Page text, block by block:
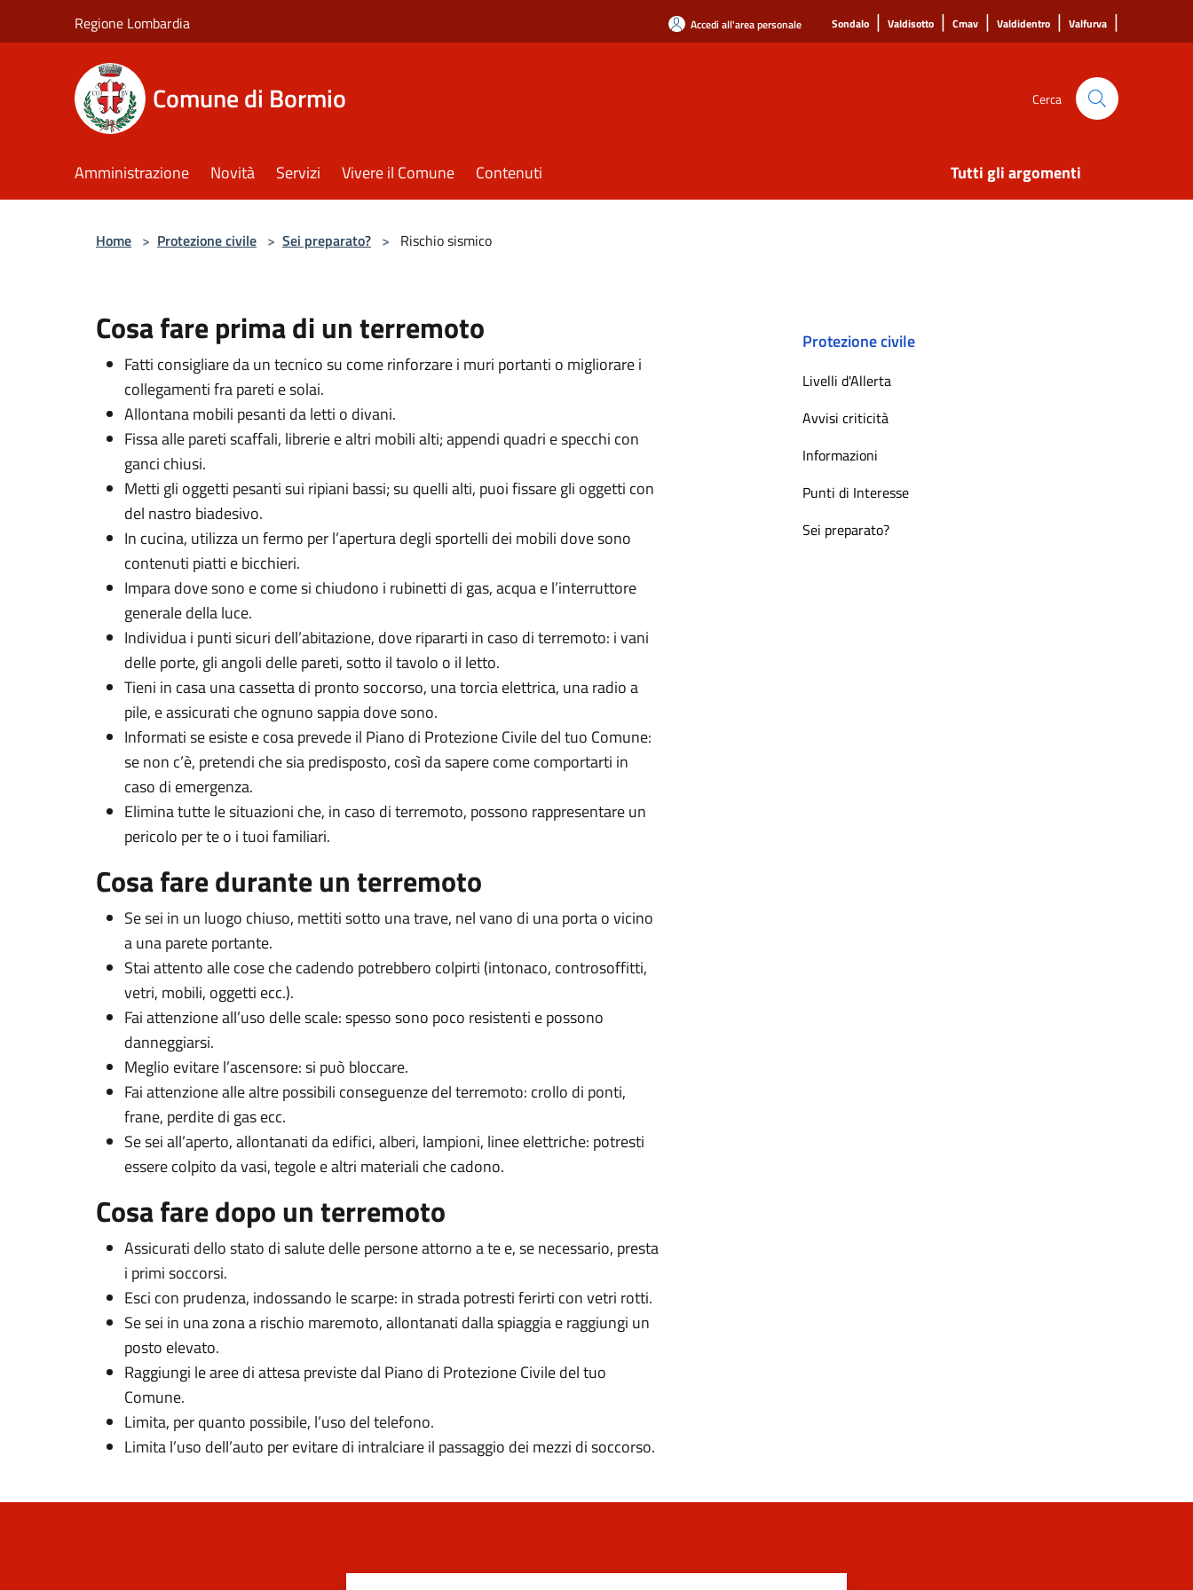
Regione Lombardia Accedi all'area personale Sondalo | Valdisotto | Cmav | Valdidentro | Valfurva |
Comune di Bormio Cerca
Amministrazione Novità Servizi Vivere il Comune Contenuti Tutti gli argomenti
Home > Protezione civile > Sei preparato? > Rischio sismico
Cosa fare prima di un terremoto
Fatti consigliare da un tecnico su come rinforzare i muri portanti o migliorare i
collegamenti fra pareti e solai.
Allontana mobili pesanti da letti o divani.
Fissa alle pareti scaffali, librerie e altri mobili alti; appendi quadri e specchi con
ganci chiusi.
Metti gli oggetti pesanti sui ripiani bassi; su quelli alti, puoi fissare gli oggetti con
del nastro biadesivo.
In cucina, utilizza un fermo per l’apertura degli sportelli dei mobili dove sono
contenuti piatti e bicchieri.
Impara dove sono e come si chiudono i rubinetti di gas, acqua e l’interruttore
generale della luce.
Individua i punti sicuri dell’abitazione, dove ripararti in caso di terremoto: i vani
delle porte, gli angoli delle pareti, sotto il tavolo o il letto.
Tieni in casa una cassetta di pronto soccorso, una torcia elettrica, una radio a
pile, e assicurati che ognuno sappia dove sono.
Informati se esiste e cosa prevede il Piano di Protezione Civile del tuo Comune:
se non c’è, pretendi che sia predisposto, così da sapere come comportarti in
caso di emergenza.
Elimina tutte le situazioni che, in caso di terremoto, possono rappresentare un
pericolo per te o i tuoi familiari.
Cosa fare durante un terremoto
Se sei in un luogo chiuso, mettiti sotto una trave, nel vano di una porta o vicino
a una parete portante.
Stai attento alle cose che cadendo potrebbero colpirti (intonaco, controsoffitti,
vetri, mobili, oggetti ecc.).
Fai attenzione all’uso delle scale: spesso sono poco resistenti e possono
danneggiarsi.
Meglio evitare l’ascensore: si può bloccare.
Fai attenzione alle altre possibili conseguenze del terremoto: crollo di ponti,
frane, perdite di gas ecc.
Se sei all’aperto, allontanati da edifici, alberi, lampioni, linee elettriche: potresti
essere colpito da vasi, tegole e altri materiali che cadono.
Cosa fare dopo un terremoto
Assicurati dello stato di salute delle persone attorno a te e, se necessario, presta
i primi soccorsi.
Esci con prudenza, indossando le scarpe: in strada potresti ferirti con vetri rotti.
Se sei in una zona a rischio maremoto, allontanati dalla spiaggia e raggiungi un
posto elevato.
Raggiungi le aree di attesa previste dal Piano di Protezione Civile del tuo
Comune.
Limita, per quanto possibile, l’uso del telefono.
Limita l’uso dell’auto per evitare di intralciare il passaggio dei mezzi di soccorso.
Protezione civile
Livelli d'Allerta
Avvisi criticità
Informazioni
Punti di Interesse
Sei preparato?